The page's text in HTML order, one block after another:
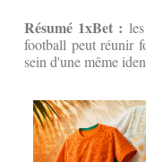
Résumé 1xBet :
football peut réunir
sein d'une même